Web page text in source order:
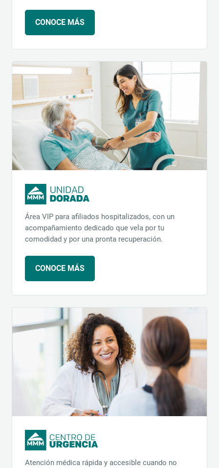
CONOCE MÁS
Área VIP para afiliados hospitalizados, con un
acompañamiento dedicado que vela por tu
comodidad y por una pronta recuperación.
CONOCE MÁS
Atención médica rápida y accesible cuando no